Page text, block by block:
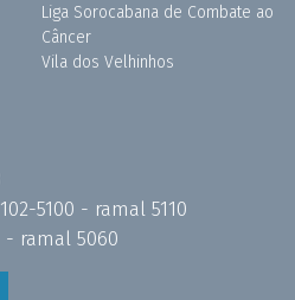
Liga Sorocabana de Combate ao
Câncer
Vila dos Velhinhos
5100 - ramal 5110
- ramal 5060